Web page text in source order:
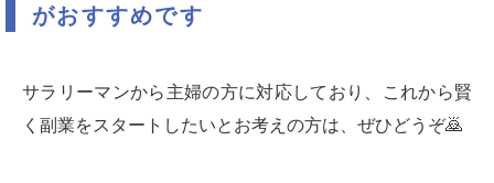
がおすすめです
サラリーマンから主婦の方に対応しており、これから賢
く副業をスタートしたいとお考えの方は、ぜひどうぞ🙇‍